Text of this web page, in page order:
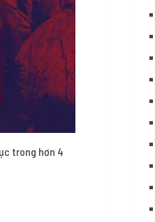
trong hơn 4